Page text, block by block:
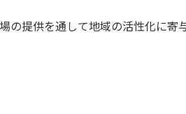
提供を通して地域の活性化に寄